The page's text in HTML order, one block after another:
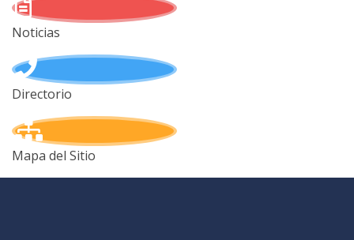
Noticias
Directorio
Mapa del Sitio